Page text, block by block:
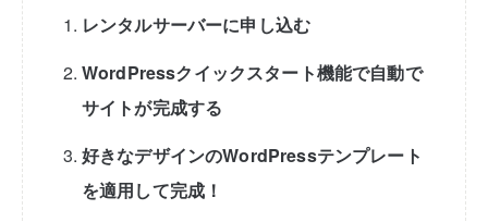
レンタルサーバーに申し込む
WordPressクイックスタート機能で自動で
サイトが完成する
好きなデザインのWordPressテンプレート
を適用して完成！